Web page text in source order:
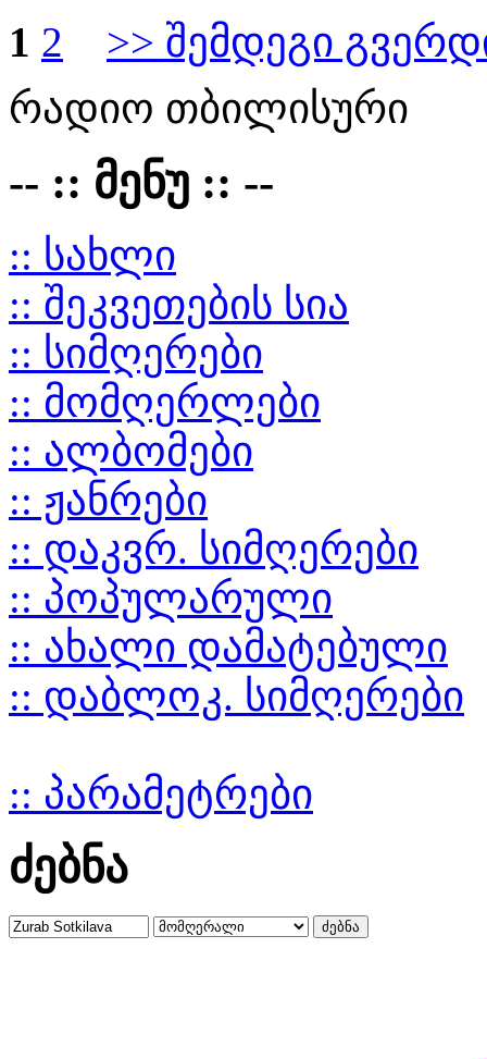
1 2
>> შემდეგი
რადიო თბილისური
-- :: მენუ :: --
:: სახლი
:: შეკვეთების სია
:: სიმღერები
:: მომღერლები
:: ალბომები
:: ჟანრები
:: დაკვრ. სიმღერები
:: პოპულარული
:: ახალი დამატებული
:: დაბლოკ. სიმღერები
:: პარამეტრები
ძებნა